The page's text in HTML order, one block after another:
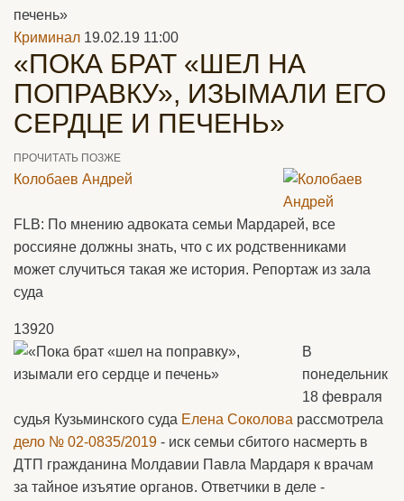
печень»
Криминал 19.02.19 11:00
«ПОКА БРАТ «ШЕЛ НА
ПОПРАВКУ», ИЗЫМАЛИ ЕГО
СЕРДЦЕ И ПЕЧЕНЬ»
ПРОЧИТАТЬ ПОЗЖЕ
Колобаев Андрей
FLB: По мнению адвоката семьи Мардарей, все
россияне должны знать, что с их родственниками
может случиться такая же история. Репортаж из зала
суда
13920
В
понедельник
18 февраля
судья Кузьминского суда Елена Соколова рассмотрела
дело № 02-0835/2019 - иск семьи сбитого насмерть в
ДТП гражданина Молдавии Павла Мардаря к врачам
за тайное изъятие органов. Ответчики в деле -